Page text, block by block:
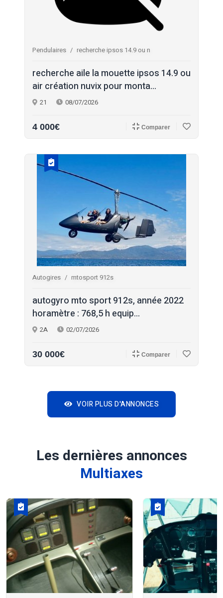
Pendulaires recherche ipsos 14.9 ou n
recherche aile la mouette ipsos 14.9 ou
air création nuvix pour monta...
21 08/07/2026
4 000€ Comparer
Autogires mtosport 912s
autogyro mto sport 912s, année 2022
horamètre : 768,5 h equip...
2A 02/07/2026
30 000€ Comparer
VOIR PLUS D'ANNONCES
Les dernières annonces
Multiaxes